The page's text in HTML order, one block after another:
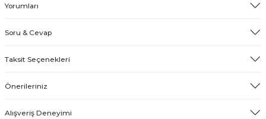
Yorumları
Soru & Cevap
Taksit Seçenekleri
Önerileriniz
Alışveriş Deneyimi